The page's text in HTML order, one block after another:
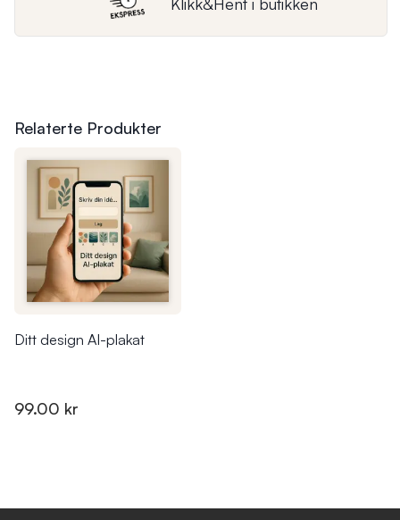
Relaterte Produkter
Ditt design AI-plakat
99.00 kr